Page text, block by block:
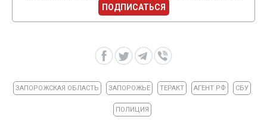
ПОДПИСАТЬСЯ
ЗАПОРОЖСКАЯ ОБЛАСТЬ ЗАПОРОЖЬЕ ТЕРАКТ АГЕНТ РФ СБУ
ПОЛИЦИЯ